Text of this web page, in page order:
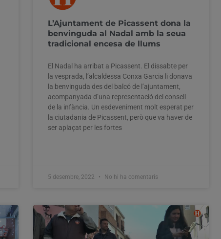
L’Ajuntament de Picassent dona la
benvinguda al Nadal amb la seua
tradicional encesa de llums
El Nadal ha arribat a Picassent. El dissabte per
la vesprada, l’alcaldessa Conxa Garcia li donava
la benvinguda des del balcó de l’ajuntament,
acompanyada d’una representació del consell
de la infància. Un esdeveniment molt esperat per
la ciutadania de Picassent, però que va haver de
ser aplaçat per les fortes
5 desembre, 2022 No hi ha comentaris